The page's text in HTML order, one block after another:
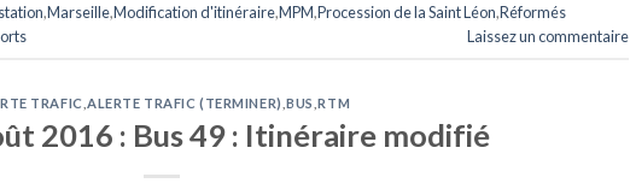
,Marseille,Modification d'itinéraire,MPM,Procession de la Saint Léon,Réformés
Laissez un commentaire
TRAFIC ,ALERTE TRAFIC (TERMINER) ,BUS ,RTM
2016 : Bus 49 : Itinéraire modifié